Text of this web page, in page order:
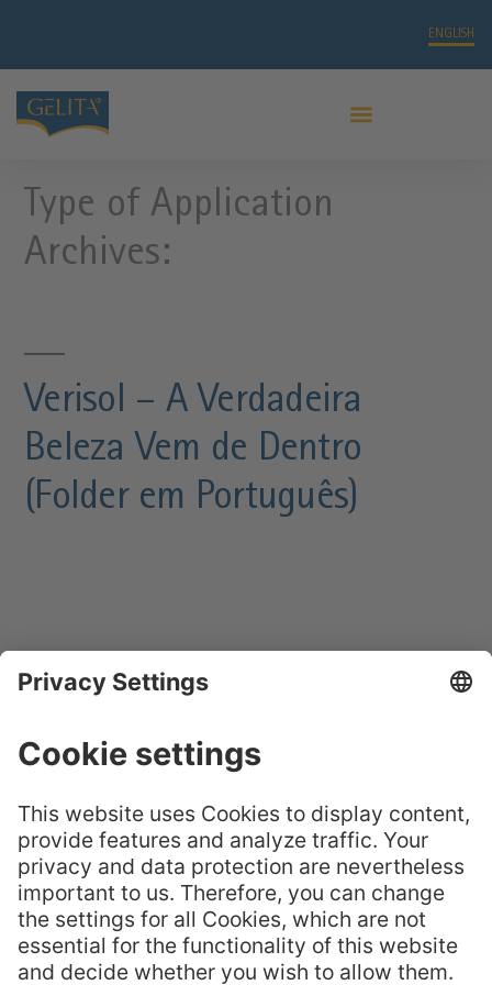
ENGLISH
Type of Application
Archives:
Verisol – A Verdadeira
Beleza Vem de Dentro
(Folder em Português)
Verisol – A Verdadeira
(Folder em Português)